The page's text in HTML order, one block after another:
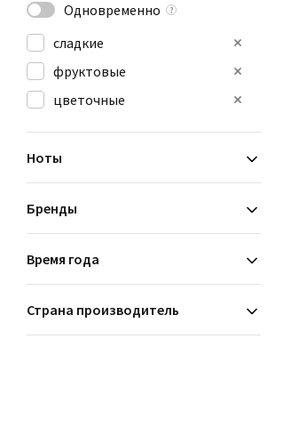
Одновременно
?
сладкие
фруктовые
цветочные
Ноты
Бренды
Время года
Страна производитель